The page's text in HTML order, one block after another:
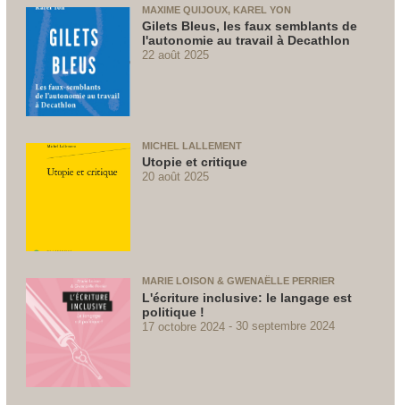
MAXIME QUIJOUX, KAREL YON
Gilets Bleus, les faux semblants de
l'autonomie au travail à Decathlon
22 août 2025
MICHEL LALLEMENT
Utopie et critique
20 août 2025
MARIE LOISON & GWENAËLLE PERRIER
L'écriture inclusive: le langage est
politique !
17 octobre 2024 30 septembre 2024